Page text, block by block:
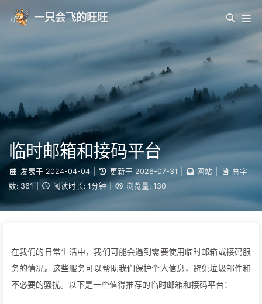
一只会飞的旺旺
临时邮箱和接码平台
发表于 2024-04-04 更新于 2026-07-31 网站
总字
数: 361 阅读时长: 1分钟 浏览量: 130
在我们的日常生活中，我们可能会遇到需要使用临时邮箱或接码服
务的情况。这些服务可以帮助我们保护个人信息，避免垃圾邮件和
不必要的骚扰。以下是一些值得推荐的临时邮箱和接码平台：